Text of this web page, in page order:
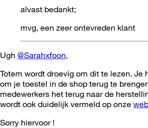
alvast bedankt;
mvg, een zeer ontevreden klant
Ugh @Sarahxfoon,
Totem wordt droevig om dit te lezen. Je
om je toestel in de shop terug te
medewerkers het terug naar de
wordt ook duidelijk vermeld op onze
Sorry hiervoor !